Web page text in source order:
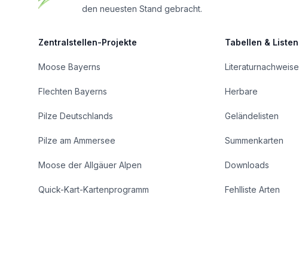
den neuesten Stand gebracht.
Zentralstellen-Projekte
Moose Bayerns
Flechten Bayerns
Pilze Deutschlands
Pilze am Ammersee
Moose der Allgäuer Alpen
Quick-Kart-Kartenprogramm
Tabellen & Listen
Literaturnachweise
Herbare
Geländelisten
Summenkarten
Downloads
Fehlliste Arten